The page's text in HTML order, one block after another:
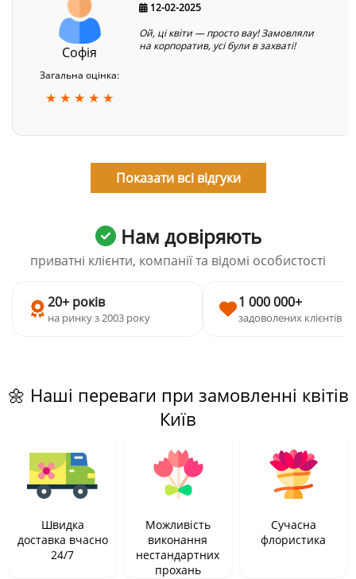
Софія
Загальна оцінка:
★ ★ ★ ★ ★
12-02-2025
Ой, ці квіти — просто вау! Замовляли
на корпоратив, усі були в захваті!
Показати всі відгуки
Нам довіряють
приватні клієнти, компанії та відомі особистості
20+ років
на ринку з 2003 року
1 000 000+
задоволених клієнтів
🌼 Наші переваги при замовленні квітів
Київ
Швидка
доставка вчасно
24/7
Можливість
виконання
нестандартних
прохань
Сучасна
флористика